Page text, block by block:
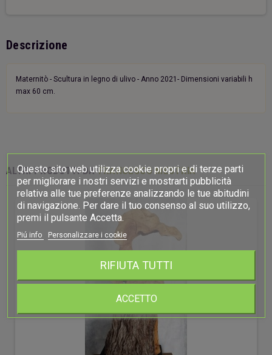
Descrizione
Maternitò - Scultura in legno di ulivo - Anno 2021- Dimensioni variabili h
max 60 cm.
ALTRI PRODOTTI DA FRANCESCO MESTRIA
Questo sito web utilizza cookie propri e di terze parti
per migliorare i nostri servizi e mostrarti pubblicità
relativa alle tue preferenze analizzando le tue abitudini
di navigazione. Per dare il tuo consenso al suo utilizzo,
premi il pulsante Accetta.
Piú info Personalizzare i cookie
RIFIUTA TUTTI
ACCETTO